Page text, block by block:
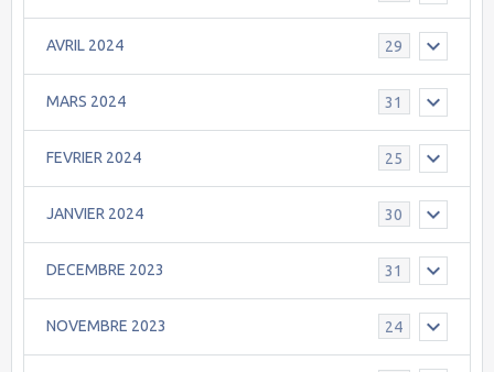
AVRIL 2024 29
MARS 2024 31
FEVRIER 2024 25
JANVIER 2024 30
DECEMBRE 2023 31
NOVEMBRE 2023 24